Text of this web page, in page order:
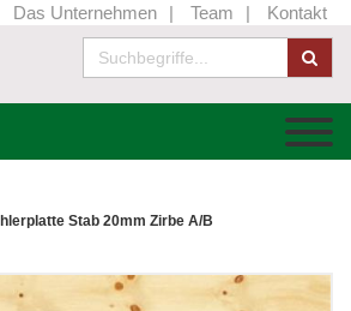
Das Unternehmen Team Kontakt
Stab 20mm Zirbe A/B